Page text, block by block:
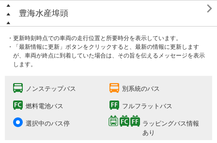
豊海水産埠頭 
・更新時刻時点での車両の走行位置と所要時分を表示しています。
・「最新情報に更新」ボタンをクリックすると、最新の情報に更新します
が、車両が終点に到着していた場合は、その旨を伝えるメッセージを表示
します。
ノンステップバス 別系統のバス
燃料電池バス フルフラットバス
選択中のバス停
ラッピングバス情報
あり